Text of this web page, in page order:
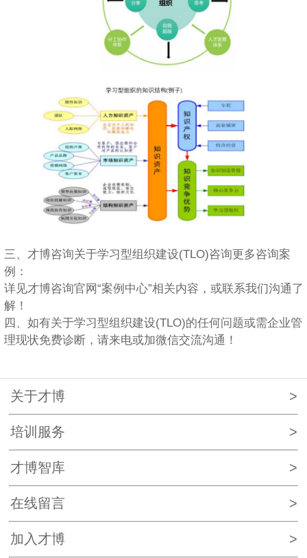
三、才博咨询关于学习型组织建设(TLO)咨询更多咨询案
例：
详见才博咨询官网“案例中心”相关内容，或联系我们沟通了
解！
四、如有关于学习型组织建设(TLO)的任何问题或需企业管
理现状免费诊断，请来电或加微信交流沟通！
关于才博 >
培训服务 >
才博智库 >
在线留言 >
加入才博 >